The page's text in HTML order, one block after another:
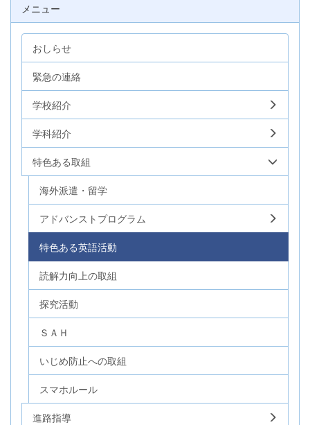
メニュー
おしらせ
緊急の連絡
学校紹介
学科紹介
特色ある取組
海外派遣・留学
アドバンストプログラム
特色ある英語活動
読解力向上の取組
探究活動
ＳＡＨ
いじめ防止への取組
スマホルール
進路指導